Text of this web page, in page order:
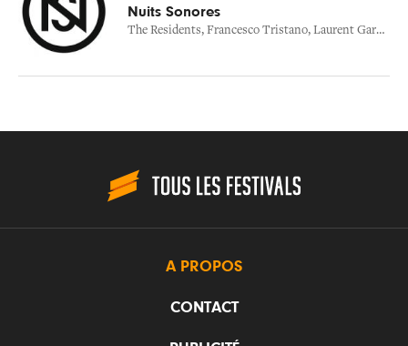
Nuits Sonores
The Residents, Francesco Tristano, Laurent Garnier
A PROPOS
CONTACT